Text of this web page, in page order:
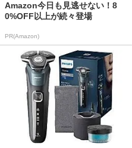
Amazon今日も見逃せない！8
0%OFF以上が続々登場
PR(Amazon)